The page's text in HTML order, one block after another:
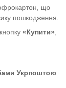
що
пошкодження.
«Купити»
Укрпоштою